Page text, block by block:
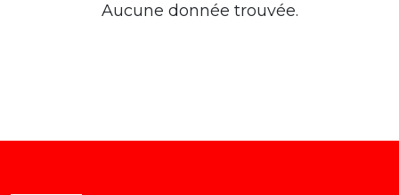
Aucune donnée trouvée.